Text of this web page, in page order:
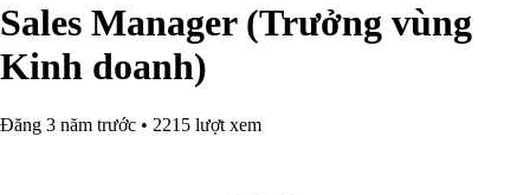
Sales Manager (Trưởng vùng
Kinh doanh)
Đăng 3 năm trước • 2215 lượt xem